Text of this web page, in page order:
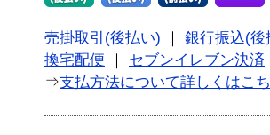
売掛取引(後払い)
銀行振込(後
換宅配便
セブンイレブン決済
⇒支払方法について詳しくはこ